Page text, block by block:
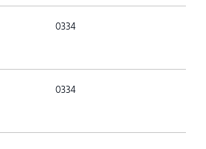
0334
0334